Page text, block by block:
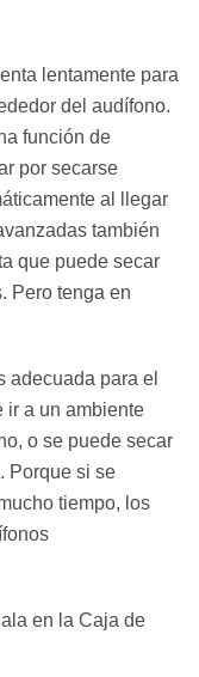
lentamente para
del audífono.
función de
por secarse
al llegar
también
que puede secar
Pero tenga en
adecuada para el
ir a un ambiente
o se puede secar
Porque si se
tiempo, los
en la Caja de